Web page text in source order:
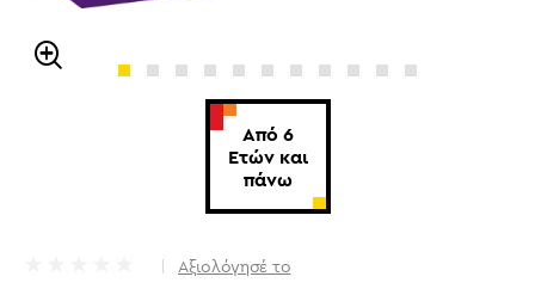
Από 6
Ετών και
πάνω
Αξιολόγησέ το